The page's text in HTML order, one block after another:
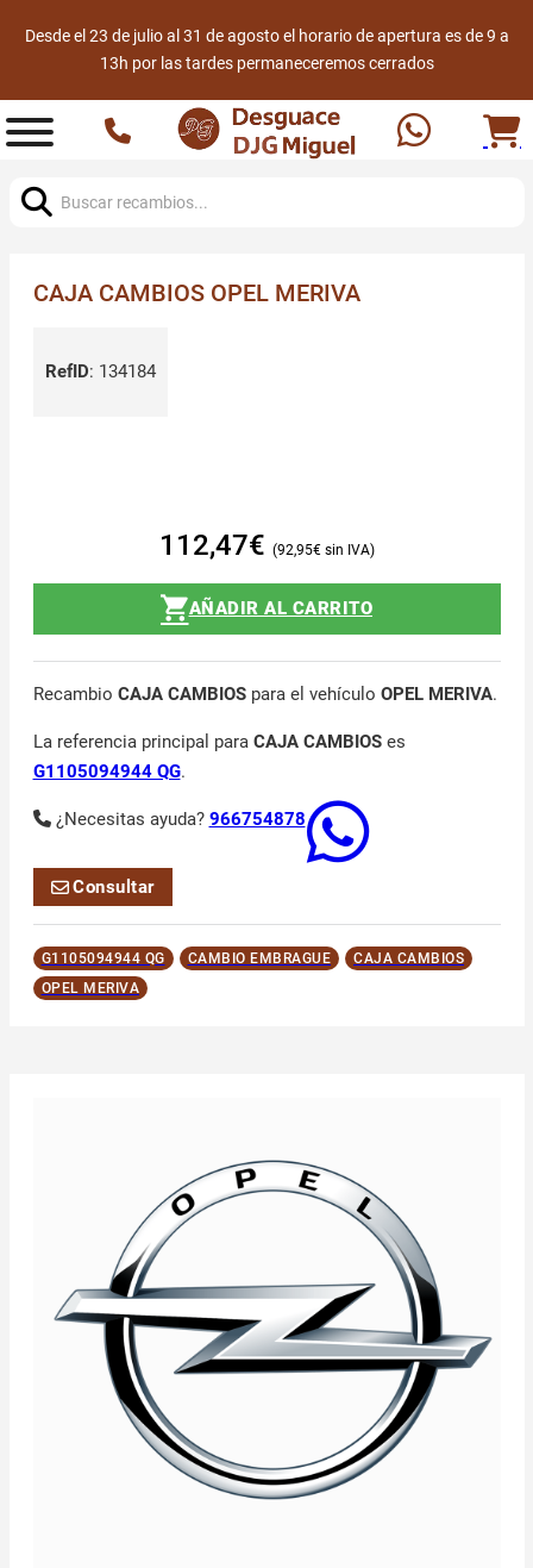
Desde el 23 de julio al 31 de agosto el horario de apertura es de 9 a
13h por las tardes permaneceremos cerrados
CAJA CAMBIOS OPEL MERIVA
RefID: 134184
112,47€ 92,95€
AÑADIR AL CARRITO
Recambio CAJA CAMBIOSpara el vehículo OPEL MERIVA.
La referencia principal para CAJA CAMBIOSes
G1105094944 QG.
¿Necesitas ayuda? 966754878
Consultar
G1105094944 QG CAMBIO EMBRAGUE
CAJA CAMBIOS
OPEL MERIVA